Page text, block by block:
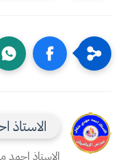
الاستاذ احمد